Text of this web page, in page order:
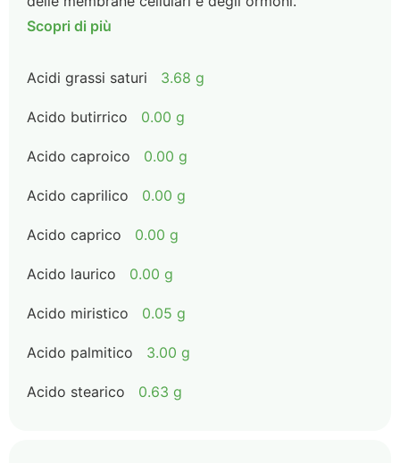
Scopri di più
Acidi grassi saturi 3.68 g
Acido butirrico 0.00 g
Acido caproico 0.00 g
Acido caprilico 0.00 g
Acido caprico 0.00 g
Acido laurico 0.00 g
Acido miristico 0.05 g
Acido palmitico 3.00 g
Acido stearico 0.63 g